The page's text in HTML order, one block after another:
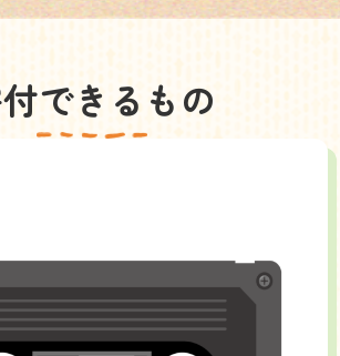
できるもの